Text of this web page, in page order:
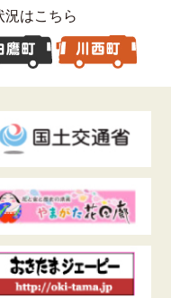
況はこちら